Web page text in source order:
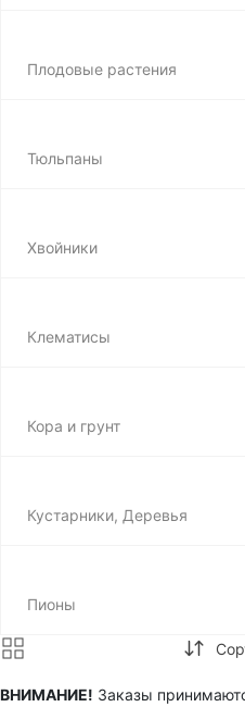
Плодовые растения
Тюльпаны
Хвойники
Клематисы
Кора и грунт
Кустарники, Деревья
Пионы
ВНИМАНИЕ! Заказы